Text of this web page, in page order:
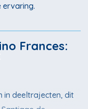
ervaring.
Frances:
in deeltrajecten, dit